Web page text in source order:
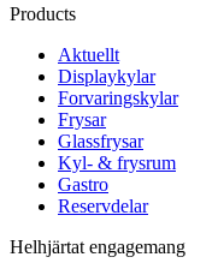
Products
Aktuellt
Displaykylar
Forvaringskylar
Frysar
Glassfrysar
Kyl- & frysrum
Gastro
Reservdelar
Helhjärtat engagemang